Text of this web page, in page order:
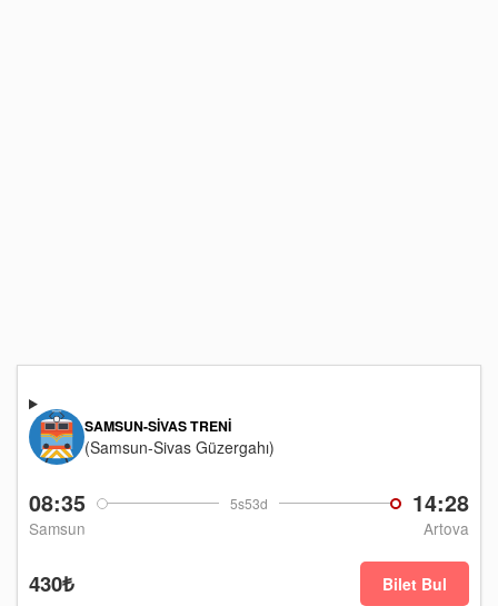
08:35 5s53d 14:28
Samsun Artova
SAMSUN-SIVAS TRENI
(Samsun-Sivas Güzergahı)
430₺ Bilet Bul